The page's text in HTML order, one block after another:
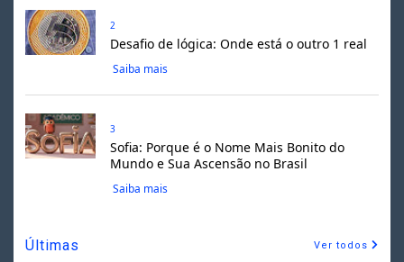
2
Desafio de lógica: Onde está o outro 1 real
Saiba mais
3
Sofia: Porque é o Nome Mais Bonito do
Mundo e Sua Ascensão no Brasil
Saiba mais
Últimas Ver todos